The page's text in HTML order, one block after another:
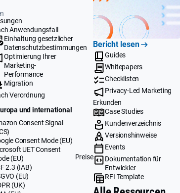
Anwendungsfall
Einhaltung gesetzlicher
Datenschutzbestimmungen
Optimierung Ihrer
Marketing-
Performance
Migration
Verordnung
und international
Consent Signal
Consent Mode (EU)
UET Consent
(EU)
2.3 (IAB)
(EU)
(UK)
Preise
Bericht lesen
Guides
Whitepapers
Checklisten
Privacy-Led Marketing
Erkunden
Case Studies
Kundenverzeichnis
Versionshinweise
Events
Dokumentation für
Entwickler
RFI Template